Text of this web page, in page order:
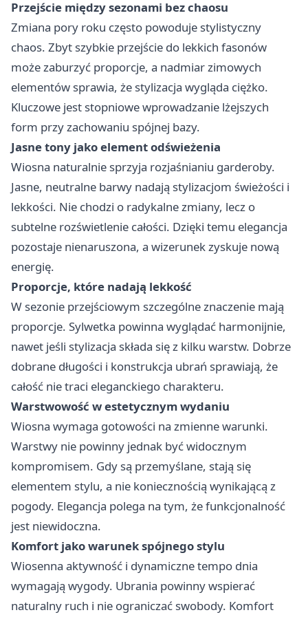
Przejście między sezonami bez chaosu
Zmiana pory roku często powoduje stylistyczny
chaos. Zbyt szybkie przejście do lekkich fasonów
może zaburzyć proporcje, a nadmiar zimowych
elementów sprawia, że stylizacja wygląda ciężko.
Kluczowe jest stopniowe wprowadzanie lżejszych
form przy zachowaniu spójnej bazy.
Jasne tony jako element odświeżenia
Wiosna naturalnie sprzyja rozjaśnianiu garderoby.
Jasne, neutralne barwy nadają stylizacjom świeżości i
lekkości. Nie chodzi o radykalne zmiany, lecz o
subtelne rozświetlenie całości. Dzięki temu elegancja
pozostaje nienaruszona, a wizerunek zyskuje nową
energię.
Proporcje, które nadają lekkość
W sezonie przejściowym szczególne znaczenie mają
proporcje. Sylwetka powinna wyglądać harmonijnie,
nawet jeśli stylizacja składa się z kilku warstw. Dobrze
dobrane długości i konstrukcja ubrań sprawiają, że
całość nie traci eleganckiego charakteru.
Warstwowość w estetycznym wydaniu
Wiosna wymaga gotowości na zmienne warunki.
Warstwy nie powinny jednak być widocznym
kompromisem. Gdy są przemyślane, stają się
elementem stylu, a nie koniecznością wynikającą z
pogody. Elegancja polega na tym, że funkcjonalność
jest niewidoczna.
Komfort jako warunek spójnego stylu
Wiosenna aktywność i dynamiczne tempo dnia
wymagają wygody. Ubrania powinny wspierać
naturalny ruch i nie ograniczać swobody. Komfort